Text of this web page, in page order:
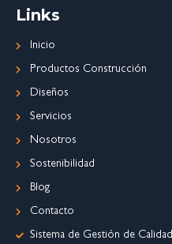
Links
Inicio
Productos Construcción
Diseños
Servicios
Nosotros
Sostenibilidad
Blog
Contacto
Sistema de Gestión de Calidad